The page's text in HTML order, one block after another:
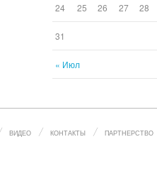
« Июл
24 25 26 27 28
31
ВИДЕО КОНТАКТЫ ПАРТНЕРСТВО